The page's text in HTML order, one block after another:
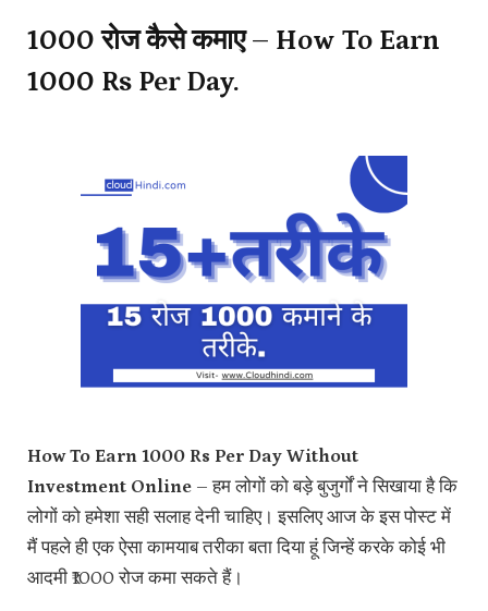
₹1000 रोज कैसे कमाए – How To Earn
1000 Rs Per Day.
How To Earn 1000 Rs Per Day Without
Investment Online – हम लोगों को बड़े बुजुर्गों ने सिखाया है कि
लोगों को हमेशा सही सलाह देनी चाहिए। इसलिए आज के इस पोस्ट में
मैं पहले ही एक ऐसा कामयाब तरीका बता दिया हूं जिन्हें करके कोई भी
आदमी ₹1000 रोज कमा सकते हैं।